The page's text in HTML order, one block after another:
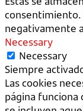
consentimiento.
negativamente
Necessary
Necessary
Siempre
Las cookies
página